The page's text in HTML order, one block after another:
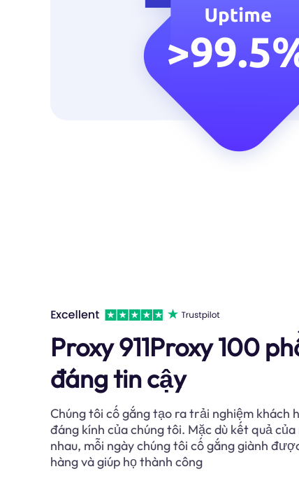
Proxy 911Proxy 100
đáng tin cậy
Chúng tôi cố gắng tạo ra trải nghiệm khách
đáng kính của chúng tôi. Mặc dù kết quả
nhau, mỗi ngày chúng tôi cố gắng giành
hàng và giúp họ thành công